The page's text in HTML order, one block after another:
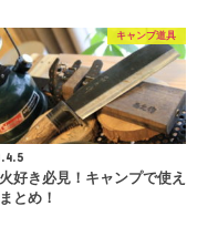
キャンプ道具
好き必見！キャンプで使え
とめ！